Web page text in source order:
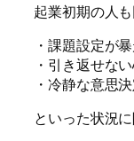
起業初期の人も
・課題設定が
・引き返せな
・冷静な意思
といった状況